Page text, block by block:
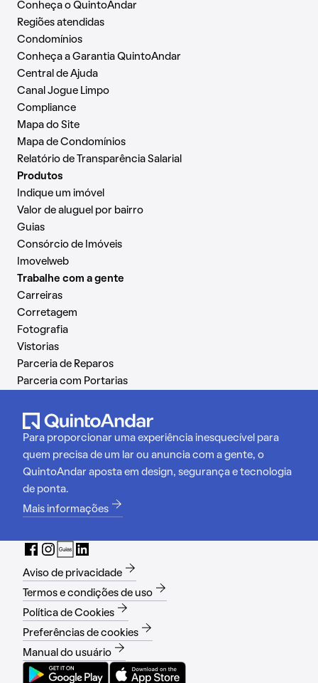
Conheça o QuintoAndar
Regiões atendidas
Condomínios
Conheça a Garantia QuintoAndar
Central de Ajuda
Canal Jogue Limpo
Compliance
Mapa do Site
Mapa de Condomínios
Relatório de Transparência Salarial
Produtos
Indique um imóvel
Valor de aluguel por bairro
Guias
Consórcio de Imóveis
Imovelweb
Trabalhe com a gente
Carreiras
Corretagem
Fotografia
Vistorias
Parceria de Reparos
Parceria com Portarias
Para proporcionar uma experiência inesquecível para
quem precisa de um lar ou anuncia com a gente, o
QuintoAndar aposta em design, segurança e tecnologia
de ponta.
Mais informações
Aviso de privacidade
Termos e condições de uso
Política de Cookies
Preferências de cookies
Manual do usuário